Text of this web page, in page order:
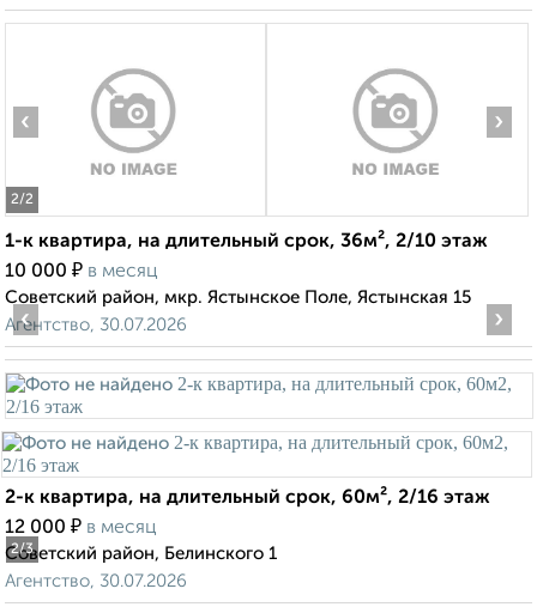
2/2
‹ ›
1-к квартира, на длительный срок, 36м², 2/10 этаж
10 000 ₽ в месяц
Советский район, мкр. Ястынское Поле, Ястынская 15
Агентство, 30.07.2026
2/3
‹ ›
2-к квартира, на длительный срок, 60м², 2/16 этаж
12 000 ₽ в месяц
Советский район, Белинского 1
Агентство, 30.07.2026